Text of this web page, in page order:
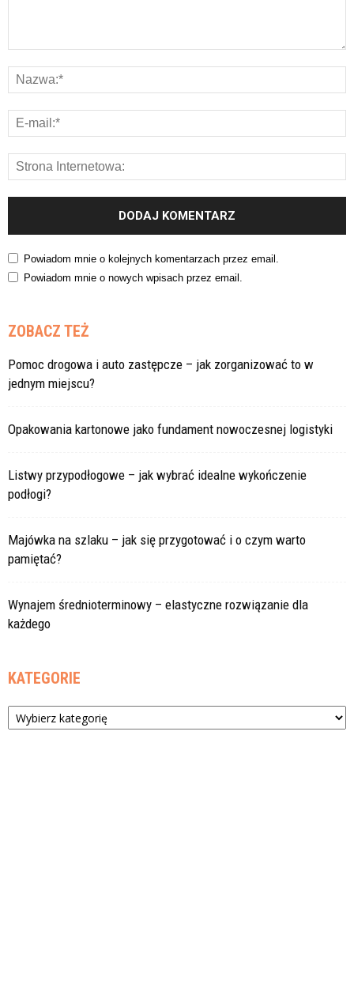
Powiadom mnie o kolejnych komentarzach przez email.
Powiadom mnie o nowych wpisach przez email.
ZOBACZ TEŻ
Pomoc drogowa i auto zastępcze – jak zorganizować to w
jednym miejscu?
Opakowania kartonowe jako fundament nowoczesnej logistyki
Listwy przypodłogowe – jak wybrać idealne wykończenie
podłogi?
Majówka na szlaku – jak się przygotować i o czym warto
pamiętać?
Wynajem średnioterminowy – elastyczne rozwiązanie dla
każdego
KATEGORIE
Kategorie